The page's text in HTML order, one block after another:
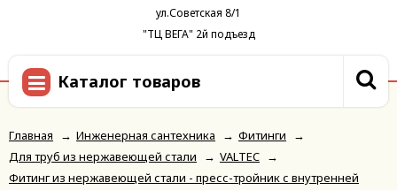
ул.Советская 8/1
"ТЦ ВЕГА" 2й подъезд
Каталог товаров
Главная → Инженерная сантехника → Фитинги
→
Для труб из нержавеющей стали
→ VALTEC →
Фитинг из нержавеющей стали - пресс-тройник с внутренней